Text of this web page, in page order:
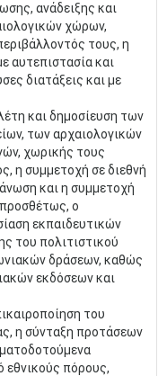
ανάδειξης και
χώρων,
τους, η
αυτεπιστασία και
διατάξεις και με
και δημοσίευση των
των αρχαιολογικών
χωρικής τους
η συμμετοχή σε διεθνή
και η συμμετοχή
ο
εκπαιδευτικών
του πολιτιστικού
δράσεων, καθώς
εκδόσεων και
του
η σύνταξη προτάσεων
εθνικούς πόρους,